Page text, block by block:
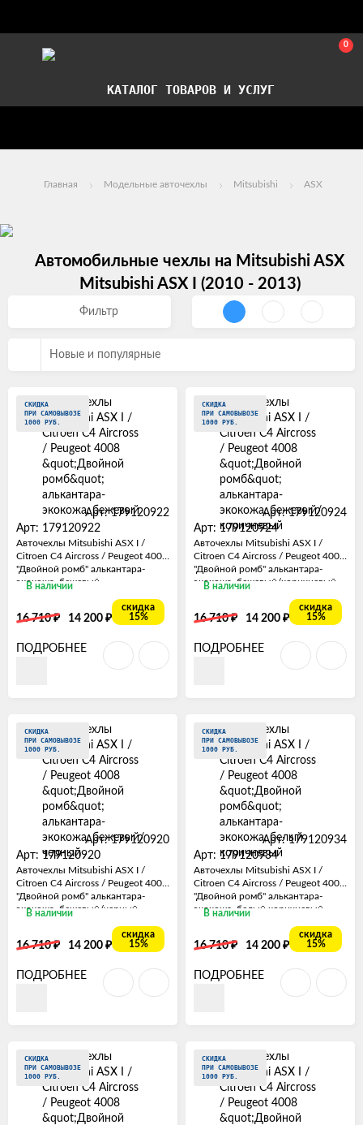
0
КАТАЛОГ ТОВАРОВ И УСЛУГ
Главная Модельные авточехлы Mitsubishi ASX
Автомобильные чехлы на Mitsubishi ASX
Mitsubishi ASX I (2010 - 2013)
Фильтр
Новые и популярные
СКИДКА
ПРИ САМОВЫВОЗЕ
1000 РУБ.
Арт: 179120922
Арт: 179120922
Авточехлы Mitsubishi ASX I /
Citroen C4 Aircross / Peugeot 4008
"Двойной ромб" алькантара-
экокожа, бежевый
В наличии
16 710₽ 14 200 ₽
скидка
15%
ПОДРОБНЕЕ
СКИДКА
ПРИ САМОВЫВОЗЕ
1000 РУБ.
Арт: 179120924
Арт: 179120924
Авточехлы Mitsubishi ASX I /
Citroen C4 Aircross / Peugeot 4008
"Двойной ромб" алькантара-
экокожа, бежевый/коричневый
В наличии
16 710₽ 14 200 ₽
скидка
15%
ПОДРОБНЕЕ
СКИДКА
ПРИ САМОВЫВОЗЕ
1000 РУБ.
Арт: 179120920
Арт: 179120920
Авточехлы Mitsubishi ASX I /
Citroen C4 Aircross / Peugeot 4008
"Двойной ромб" алькантара-
экокожа, бежевый/черный
В наличии
16 710₽ 14 200 ₽
скидка
15%
ПОДРОБНЕЕ
СКИДКА
ПРИ САМОВЫВОЗЕ
1000 РУБ.
Арт: 179120934
Арт: 179120934
Авточехлы Mitsubishi ASX I /
Citroen C4 Aircross / Peugeot 4008
"Двойной ромб" алькантара-
экокожа, белый коричневый
В наличии
16 710₽ 14 200 ₽
скидка
15%
ПОДРОБНЕЕ
СКИДКА
ПРИ САМОВЫВОЗЕ
1000 РУБ.
СКИДКА
ПРИ САМОВЫВОЗЕ
1000 РУБ.